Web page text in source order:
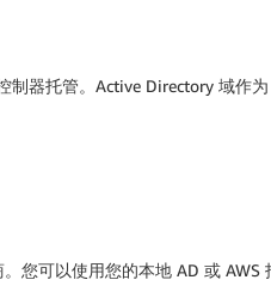
制器托管。Active Directory 域作
您可以使用您的本地 AD 或